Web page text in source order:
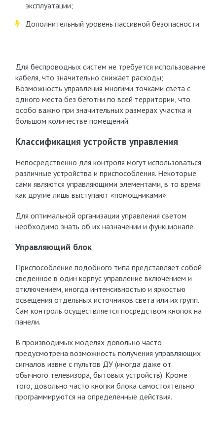
эксплуатации;
Дополнительный уровень пассивной безопасности.
Для беспроводных систем не требуется использование
кабеля, что значительно снижает расходы;
Возможность управления многими точками света с
одного места без беготни по всей территории, что
особо важно при значительных размерах участка и
большом количестве помещений.
Классификация устройств управления
Непосредственно для контроля могут использоваться
различные устройства и приспособления. Некоторые
сами являются управляющими элементами, в то время
как другие лишь выступают «помощниками».
Для оптимальной организации управления светом
необходимо знать об их назначении и функционале.
Управляющий блок
Приспособление подобного типа представляет собой
сведенное в один корпус управление включением и
отключением, иногда интенсивностью и яркостью
освещения отдельных источников света или их групп.
Сам контроль осуществляется посредством кнопок на
панели.
В производимых моделях довольно часто
предусмотрена возможность получения управляющих
сигналов извне с пультов ДУ (иногда даже от
обычного телевизора, бытовых устройств). Кроме
того, довольно часто кнопки блока самостоятельно
программируются на определенные действия.